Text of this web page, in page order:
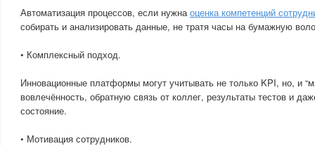
Автоматизация процессов, если нужнаоценка компетенций
собирать и анализировать данные, не тратя часы на бумажную
• Комплексный подход.
Инновационные платформы могут учитывать не только KPI, но, и
вовлечённость, обратную связь от коллег, результаты тестов и
состояние.
• Мотивация сотрудников.